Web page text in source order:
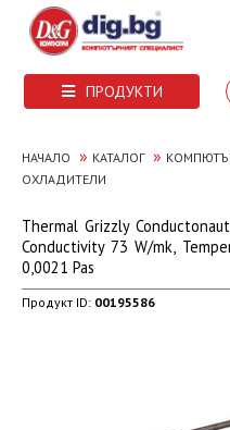
ПРОДУКТИ
НАЧАЛО » КАТАЛОГ »
ОХЛАДИТЕЛИ
Thermal Grizzly
Conductivity 73 W/mk,
0,0021 Pas
Продукт ID: 00195586